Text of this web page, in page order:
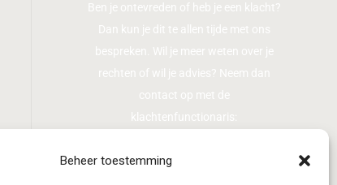
Beheer toestemming
Ben je ontevreden of heb je een klacht?
Dan kun je dit te allen tijde met ons
bespreken. Wil je meer weten over je
rechten of wil je advies? Neem dan
contact op met de
klachtenfunctionaris: